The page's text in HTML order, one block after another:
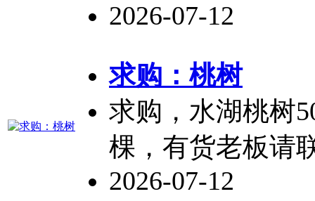
2026-07-12
求购： 桃树
求购，水湖桃树
棵，有货老板请
2026-07-12